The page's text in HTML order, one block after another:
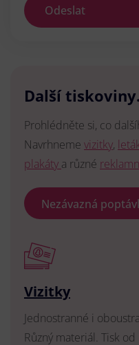
Odeslat
Další
Prohlédněte si, co
Navrhneme vizitky,
plakáty a různé
Nezávazná
Vizitky
Jednostranné i
Různý materiál. Tisk